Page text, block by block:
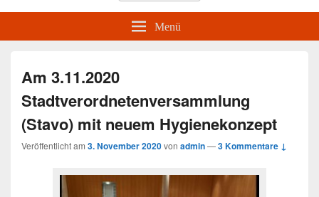
Menü
Am 3.11.2020
Stadtverordnetenversammlung
(Stavo) mit neuem Hygienekonzept
Veröffentlicht am 3. November 2020von admin—3 Kommentare ↓